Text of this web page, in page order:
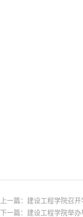
上一篇： 建设工程学院召
下一篇： 建设工程学院举